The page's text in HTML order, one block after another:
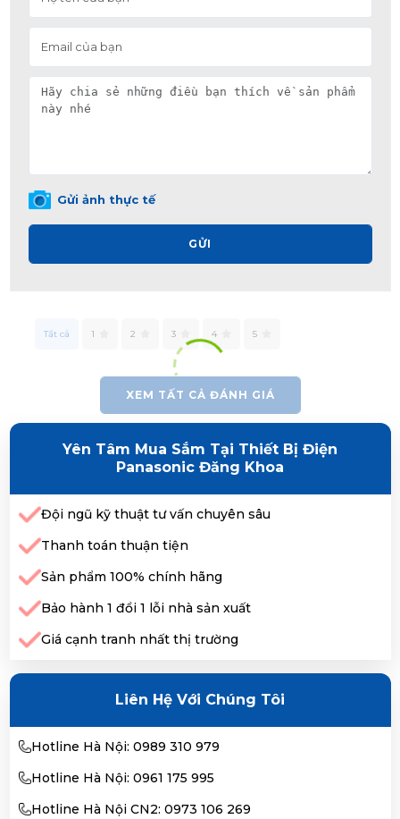
Gửi ảnh thực tế
GỬI
Tất cả 1 2 3 4 5
XEM TẤT CẢ ĐÁNH GIÁ
Yên Tâm Mua Sắm Tại Thiết Bị Điện
Panasonic Đăng Khoa
Đội ngũ kỹ thuật tư vấn chuyên sâu
Thanh toán thuận tiện
Sản phẩm 100% chính hãng
Bảo hành 1 đổi 1 lỗi nhà sản xuất
Giá cạnh tranh nhất thị trường
Liên Hệ Với Chúng Tôi
Hotline Hà Nội: 0989 310 979
Hotline Hà Nội: 0961 175 995
Hotline Hà Nội CN2: 0973 106 269